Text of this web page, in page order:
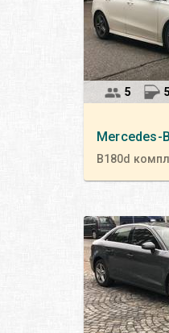
Mercedes-
B180d
5